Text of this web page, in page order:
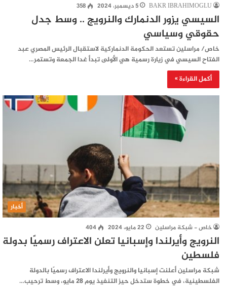
BAKR IBRAHIMOGLU 5 ديسمبر، 2024 358
السيسي يزور الدنمارك والنرويج .. وسط جدل
حقوقي وسياسي
خاص/ مراسلين تستعد الحكومة الدنماركية لاستقبال الرئيس المصري عبد
الفتاح السيسي في زيارة رسمية هي الأولى تبدأ غدا الجمعة وتستمر…
أكمل القراءة »
أخبار
خاص - شبكة مراسلين 22 مايو، 2024 404
النرويج وأيرلندا وإسبانيا تعلن الاعتراف رسميًا بدولة
فلسطين
شبكة مراسلين أعلنت إسبانيا والنرويج وأيرلندا الاعتراف رسميًا بالدولة
الفلسطينية، في خطوة ستدخل حيز التنفيذ يوم 28 مايو، وسط ترحيب…